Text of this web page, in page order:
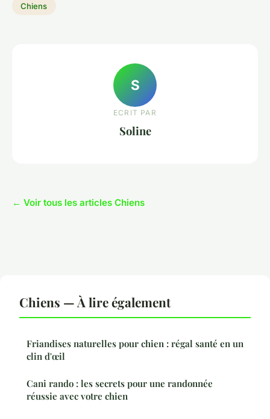
Chiens
S
ECRIT PAR
Soline
← Voir tous les articles Chiens
Chiens — À lire également
Friandises naturelles pour chien : régal santé en un
clin d'œil
Cani rando : les secrets pour une randonnée
réussie avec votre chien